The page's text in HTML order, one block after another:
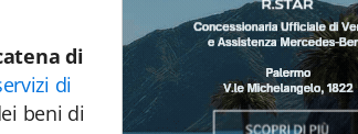
di
di
beni di